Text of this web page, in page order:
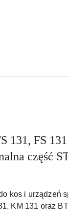
131, FS
część
kos i urządzeń
KM 131 oraz